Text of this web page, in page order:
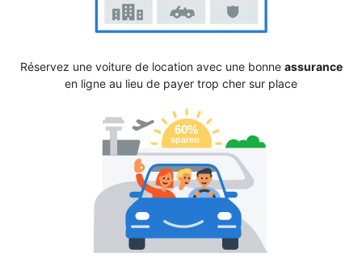
Réservez une voiture de location avec une bonne assurance
en ligne au lieu de payer trop cher sur place